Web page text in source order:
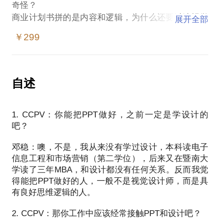
模板
C 使用最新版本的Powerpoint，选用别人没见过的动
画效果
B 这个模板很好，但不符合我们公司的风格和气质
所以，我开始替你思考：
A PPT上文字太多，我一定要通过删减才能让PPT好
看吗？
B 漂亮的模板，一定能让你的PPT变好看吗？
C 动画最大的作用究竟是什么？
最终，我打算开设这个话题，与你聊聊：
B 老师和老板错误引导你多年的误区
奇怪？
商业计划书拼的是内容和逻辑，为什么还要过渡视觉
​呃，抱歉，你误会了！
话题切入点-1：让“内容”更有说服力
你的商业计划书，是否做到了逻辑自洽？
话题切入点-2：让“呈现”更有逻辑与重点
你的PPT呈现是否累赘？
话题切入点-3：用“创意”讲好一个故事
讲起来，挺起来是否枯燥而且平淡？
展开全部
￥299
自述
1. CCPV：你能把PPT做好，之前一定是学设计的
吧？
邓稳：噢，不是，我从来没有学过设计，本科读电子
信息工程和市场营销（第二学位），后来又在暨南大
学读了三年MBA，和设计都没有任何关系。反而我觉
得能把PPT做好的人，一般不是视觉设计师，而是具
有良好思维逻辑的人。
2. CCPV：那你工作中应该经常接触PPT和设计吧？